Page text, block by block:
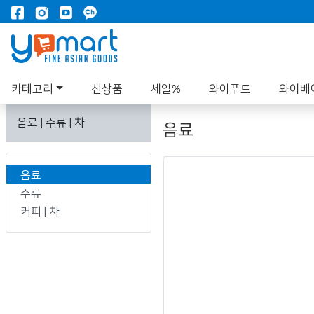
카테고리 신상품 세일% 와이푸드 와이베
음료 | 주류 | 차
음료
주류
커피 | 차
음료